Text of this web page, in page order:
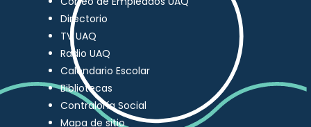
Directorio
TV UAQ
Radio UAQ
Calendario Escolar
Bibliotecas
Contraloría Social
Mapa de sitio